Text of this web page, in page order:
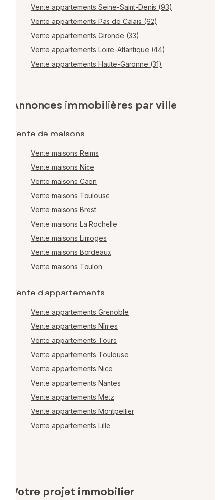
Vente appartements Seine-Saint-Denis (93)
Vente appartements Pas de Calais (62)
Vente appartements Gironde (33)
Vente appartements Loire-Atlantique (44)
Vente appartements Haute-Garonne (31)
Annonces immobilières par ville
Vente de maisons
Vente maisons Reims
Vente maisons Nice
Vente maisons Caen
Vente maisons Toulouse
Vente maisons Brest
Vente maisons La Rochelle
Vente maisons Limoges
Vente maisons Bordeaux
Vente maisons Toulon
Vente d'appartements
Vente appartements Grenoble
Vente appartements Nîmes
Vente appartements Tours
Vente appartements Toulouse
Vente appartements Nice
Vente appartements Nantes
Vente appartements Metz
Vente appartements Montpellier
Vente appartements Lille
Votre projet immobilier